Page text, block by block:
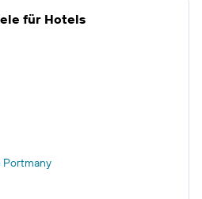
für Hotels
Portmany